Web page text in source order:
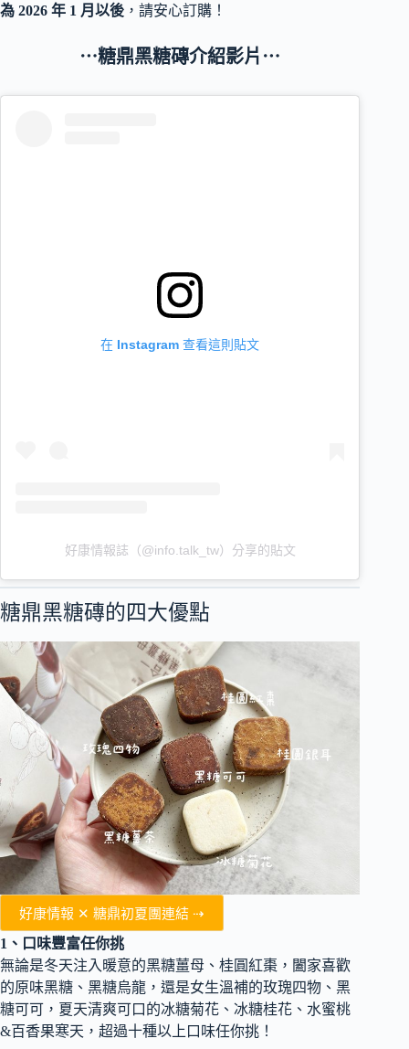
為 2026 年 1 月以後 ，請安心訂購！
⋯糖鼎黑糖磚介紹影片⋯
在 Instagram 查看這則貼文
好康情報誌（@info.talk_tw）分享的貼文
糖鼎黑糖磚的四大優點
好康情報 ✕ 糖鼎初夏團連結 ⇢
1、口味豐富任你挑
無論是冬天注入暖意的黑糖薑母、桂圓紅棗，闔家喜歡
的原味黑糖、黑糖烏龍，還是女生溫補的玫瑰四物、黑
糖可可，夏天清爽可口的冰糖菊花、冰糖桂花、水蜜桃
&百香果寒天，超過十種以上口味任你挑！